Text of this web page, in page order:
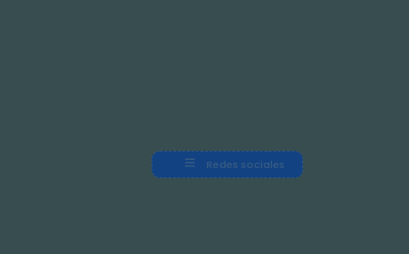
Redes sociales